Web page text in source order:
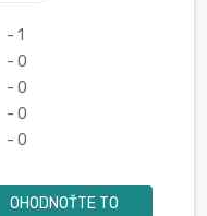
- 1
- 0
- 0
- 0
- 0
OHODNOŤTE TO